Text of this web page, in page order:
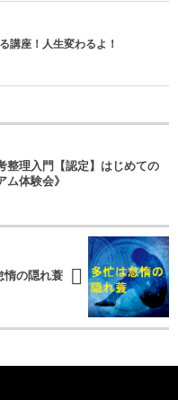
講座！人生変わるよ！
整理入門【認定】はじめての
体験会》
惰の隠れ蓑